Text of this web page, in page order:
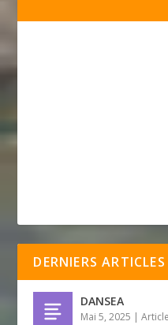
DERNIERS ARTICLES
DANSEA
Mai 5, 2025 |